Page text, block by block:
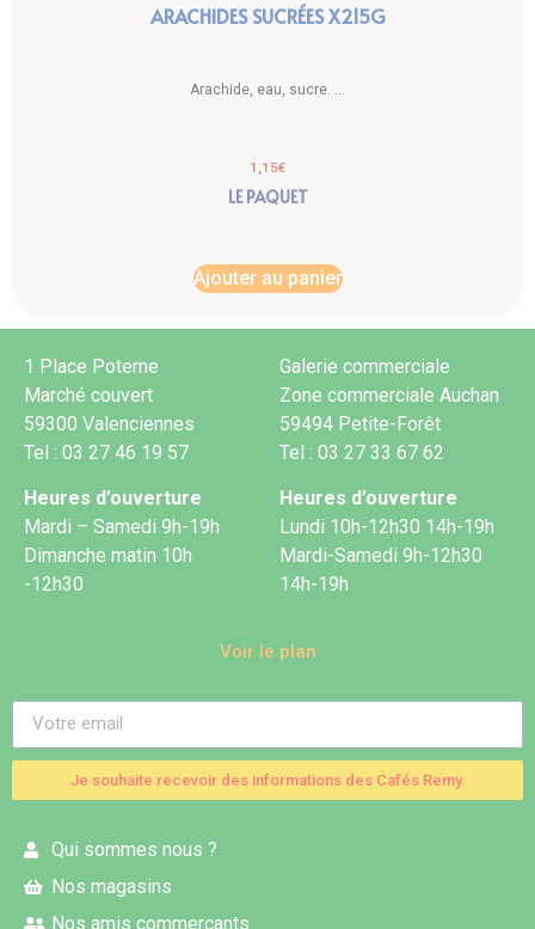
ARACHIDES SUCRÉES X215G
Arachide, eau, sucre. ...
1,15€
LE PAQUET
Ajouter au panier
1 Place Poterne
Marché couvert
59300 Valenciennes
Tel : 03 27 46 19 57
Heures d’ouverture
Mardi – Samedi 9h-19h
Dimanche matin 10h
-12h30
Galerie commerciale
Zone commerciale Auchan
59494 Petite-Forêt
Tel : 03 27 33 67 62
Heures d’ouverture
Lundi 10h-12h30 14h-19h
Mardi-Samedi 9h-12h30
14h-19h
Voir le plan
Je souhaite recevoir des informations des Cafés Remy.
Qui sommes nous ?
Nos magasins
Nos amis commerçants